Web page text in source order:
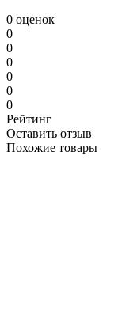
0 оценок
0
0
0
0
0
0
Рейтинг
Оставить отзыв
Похожие товары